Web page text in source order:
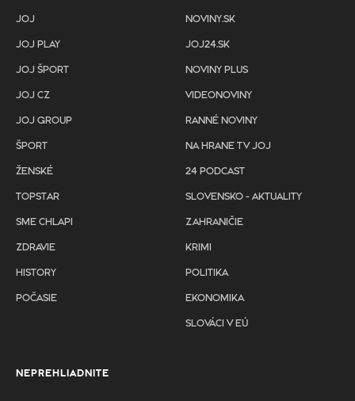
JOJ
JOJ PLAY
JOJ ŠPORT
JOJ CZ
JOJ GROUP
ŠPORT
ŽENSKÉ
TOPSTAR
SME CHLAPI
ZDRAVIE
HISTORY
POČASIE
NOVINY.SK
JOJ24.SK
NOVINY PLUS
VIDEONOVINY
RANNÉ NOVINY
NA HRANE TV JOJ
24 PODCAST
SLOVENSKO - AKTUALITY
ZAHRANIČIE
KRIMI
POLITIKA
EKONOMIKA
SLOVÁCI V EÚ
NEPREHLIADNITE